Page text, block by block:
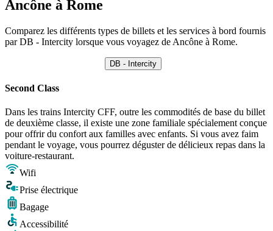
Ancône à Rome
Comparez les différents types de billets et les services à bord fournis
par DB - Intercity lorsque vous voyagez de Ancône à Rome.
DB - Intercity
Second Class
Dans les trains Intercity CFF, outre les commodités de base du billet
de deuxième classe, il existe une zone familiale spécialement conçue
pour offrir du confort aux familles avec enfants. Si vous avez faim
pendant le voyage, vous pourrez déguster de délicieux repas dans la
voiture-restaurant.
Wifi
Prise électrique
Bagage
Accessibilité